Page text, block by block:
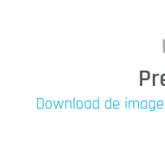
Download de